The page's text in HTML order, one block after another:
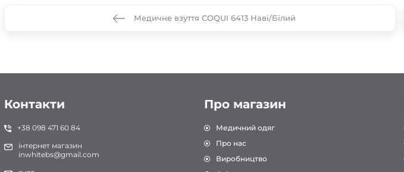
Медичне взуття COQUI 6413 Наві/Білий
Контакти
+38 098 471 60 84
інтернет магазин
inwhitebs@gmail.com
Про магазин
Медичний одяг
Про нас
Виробництво